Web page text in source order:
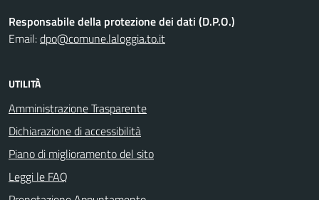
Responsabile della protezione dei dati (D.P.O.)
Email:dpo@comune.laloggia.to.it
UTILITÀ
Amministrazione Trasparente
Dichiarazione di accessibilità
Piano di miglioramento del sito
Leggi le FAQ